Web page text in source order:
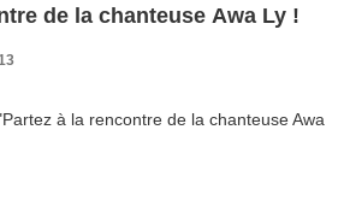
de la chanteuse Awa Ly !